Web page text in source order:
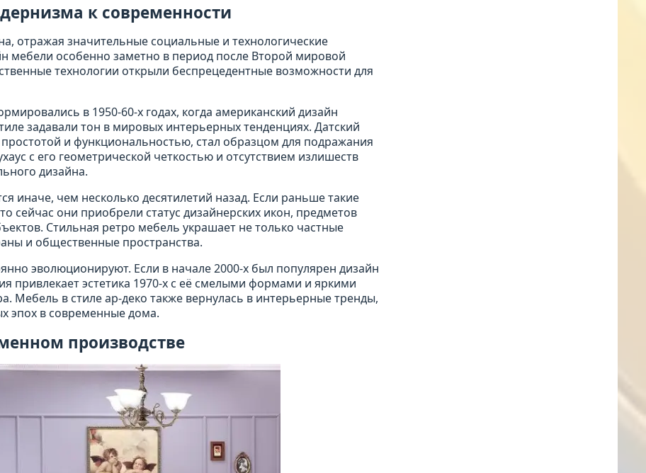
к современности
отражая значительные социальные и технологические
мебели особенно заметно в период после Второй мировой
технологии открыли беспрецедентные возможности для
в 1950-60-х годах, когда американский дизайн
задавали тон в мировых интерьерных тенденциях. Датский
и функциональностью, стал образцом для подражания
с его геометрической четкостью и отсутствием излишеств
дизайна.
иначе, чем несколько десятилетий назад. Если раньше такие
сейчас они приобрели статус дизайнерских икон, предметов
Стильная ретро мебель украшает не только частные
и общественные пространства.
эволюционируют. Если в начале 2000-х был популярен дизайн
привлекает эстетика 1970-х с её смелыми формами и яркими
Мебель в стиле ар-деко также вернулась в интерьерные тренды,
эпох в современные дома.
производстве